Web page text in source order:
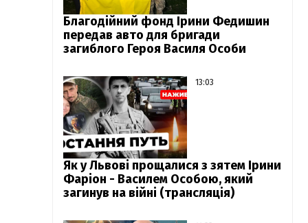
Благодійний фонд Ірини Федишин
передав авто для бригади
загиблого Героя Василя Особи
13:03
Як у Львові прощалися з зятем Ірини
Фаріон - Василем Особою, який
загинув на війні (трансляція)